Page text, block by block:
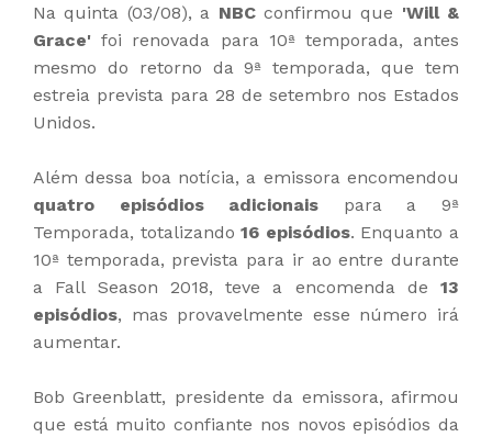
Na quinta (03/08), a NBCconfirmou que 'Will &
Grace' foi renovada para 10ª temporada, antes
mesmo do retorno da 9ª temporada, que tem
estreia prevista para 28 de setembro nos Estados
Unidos.
Além dessa boa notícia, a emissora encomendou
quatro episódios adicionais para a 9ª
Temporada, totalizando16 episódios. Enquanto a
10ª temporada, prevista para ir ao entre durante
a Fall Season 2018, teve a encomenda de 13
episódios, mas provavelmente esse número irá
aumentar.
Bob Greenblatt, presidente da emissora, afirmou
que está muito confiante nos novos episódios da